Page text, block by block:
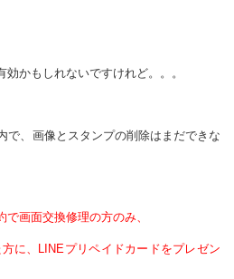
かもしれないですけれど。。。
で、画像とスタンプの削除はまだできな
画面交換修理の方のみ、
に、LINEプリペイドカードをプレゼン